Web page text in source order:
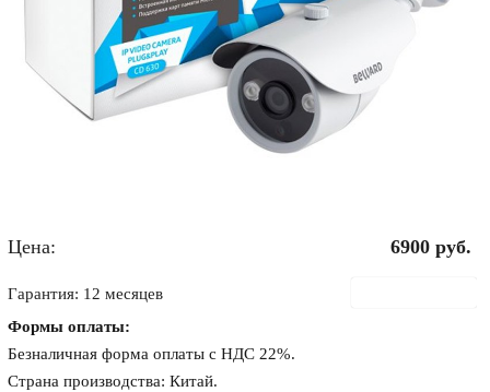
Цена: 6900 руб.
Гарантия: 12 месяцев
Формы оплаты:
Безналичная форма оплаты с НДС 22%.
Страна производства: Китай.